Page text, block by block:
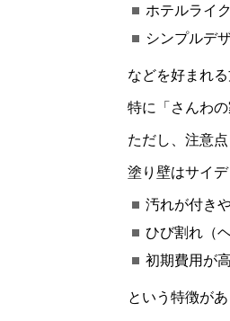
ホテルライク
シンプルデ
などを好まれ
特に「さんわ
ただし、注意点
塗り壁はサイデ
汚れが付き
ひび割れ（
初期費用が
という特徴があ